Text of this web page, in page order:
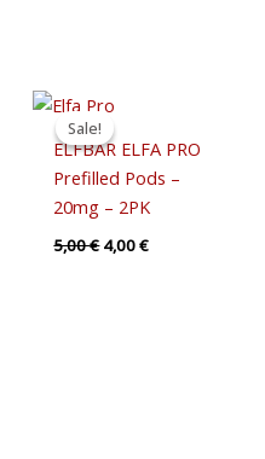
Sale!
Sale!
ELFBAR ELFA PRO
Prefilled Pods –
20mg – 2PK
5,00€
price
was:
5,00 €.
4,00€
4,00 €.